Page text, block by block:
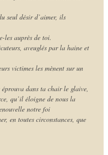
seul désir d’aimer, ils
les auprès de toi.
aveuglés par la haine et
victimes les mènent sur un
dans ta chair le glaive,
qu’il éloigne de nous la
notre foi
en toutes circonstances, que